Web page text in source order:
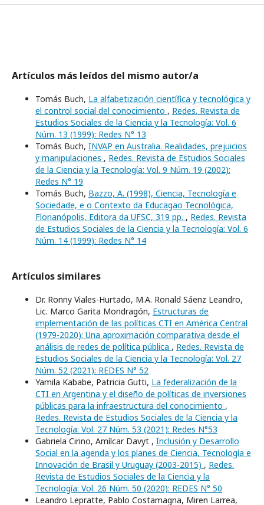
Artículos más leídos del mismo autor/a
Tomás Buch, La alfabetización científica y tecnológica y
el control social del conocimiento , Redes. Revista de
Estudios Sociales de la Ciencia y la Tecnología: Vol. 6
Núm. 13 (1999): Redes N° 13
Tomás Buch, INVAP en Australia. Realidades, prejuicios
y manipulaciones , Redes. Revista de Estudios Sociales
de la Ciencia y la Tecnología: Vol. 9 Núm. 19 (2002):
Redes N° 19
Tomás Buch, Bazzo, A. (1998), Ciencia, Tecnología e
Sociedade, e o Contexto da Educagao Tecnológica,
Florianópolis, Editora da UFSC, 319 pp. , Redes. Revista
de Estudios Sociales de la Ciencia y la Tecnología: Vol. 6
Núm. 14 (1999): Redes N° 14
Artículos similares
Dr. Ronny Viales-Hurtado, M.A. Ronald Sáenz Leandro,
Lic. Marco Garita Mondragón, Estructuras de
implementación de las políticas CTI en América Central
(1979-2020): Una aproximación comparativa desde el
análisis de redes de política pública , Redes. Revista de
Estudios Sociales de la Ciencia y la Tecnología: Vol. 27
Núm. 52 (2021): REDES N° 52
Yamila Kababe, Patricia Gutti, La federalización de la
CTI en Argentina y el diseño de políticas de inversiones
públicas para la infraestructura del conocimiento ,
Redes. Revista de Estudios Sociales de la Ciencia y la
Tecnología: Vol. 27 Núm. 53 (2021): Redes N°53
Gabriela Cirino, Amílcar Davyt , Inclusión y Desarrollo
Social en la agenda y los planes de Ciencia, Tecnología e
Innovación de Brasil y Uruguay (2003-2015) , Redes.
Revista de Estudios Sociales de la Ciencia y la
Tecnología: Vol. 26 Núm. 50 (2020): REDES N° 50
Leandro Lepratte, Pablo Costamagna, Miren Larrea,